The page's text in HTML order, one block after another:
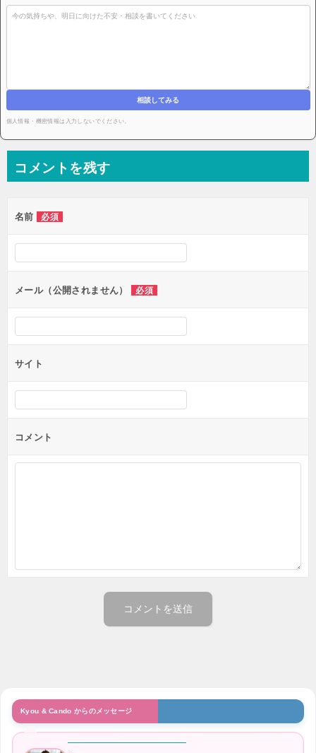
相談してみる
個人情報・機密情報は入力しないでください。
コメントを残す
名前 必須
メール（公開されません） 必須
サイト
コメント
Kyou & Cando からのメッセージ